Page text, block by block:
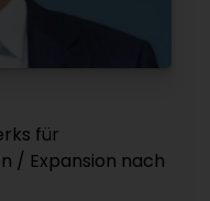
für
/ Expansion nach